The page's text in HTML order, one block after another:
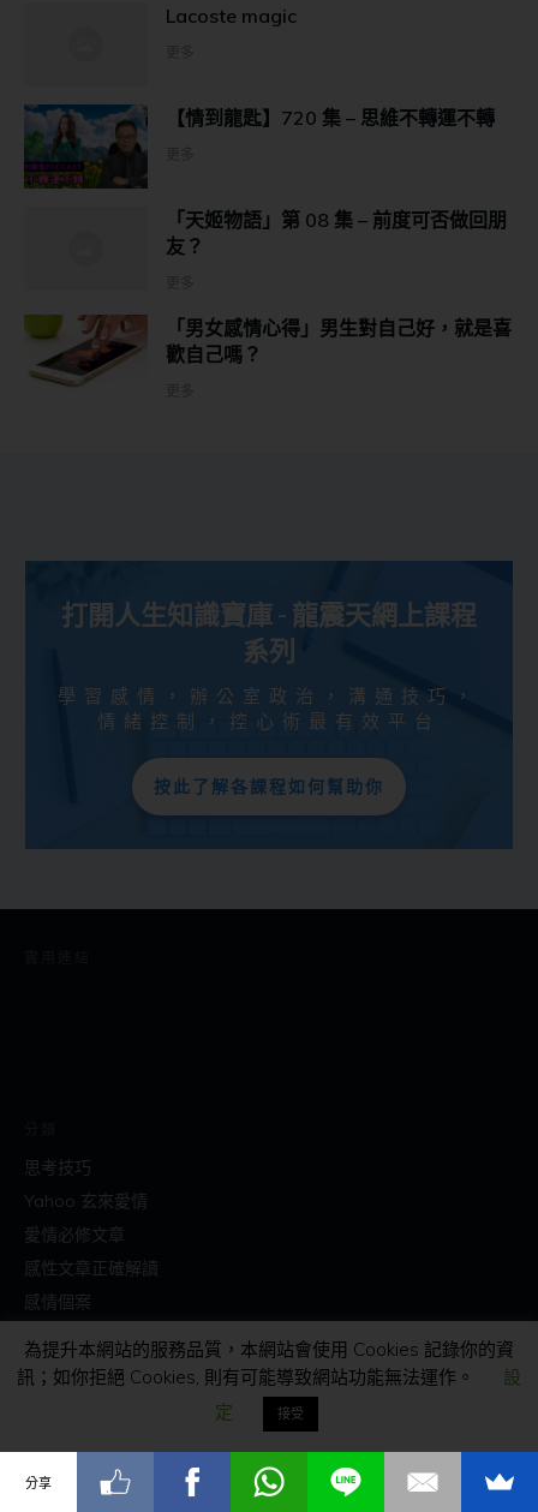
Lacoste magic
【情到龍匙】720 集 – 思維不轉運不轉
「天姬物語」第 08 集 – 前度可否做回朋
友？
「男女感情心得」男生對自己好，就是喜
歡自己嗎？
打開人生知識寶庫 - 龍震天網上課程
系列
學習感情，辦公室政治，溝通技巧，
情緒控制，控心術最有效平台
按此了解各課程如何幫助你
思考技巧
Yahoo 玄來愛情
愛情必修文章
感性文章正確解讀
感情個案
聯絡我們
info@masters.com.hk
為提升本網站的服務品質，本網站會使用 Cookies 記錄你的資
訊；如你拒絕 Cookies, 則有可能導致網站功能無法運作。
設
定
接受
分享